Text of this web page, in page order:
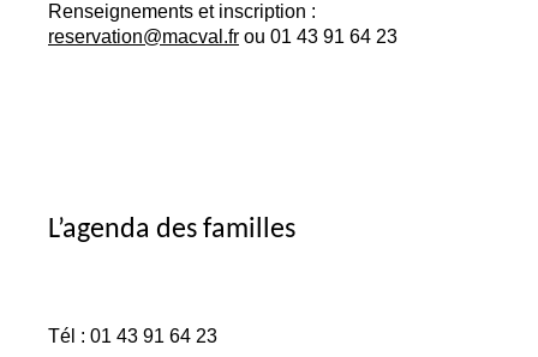
Renseignements et inscription :
reservation@macval.fr ou 01 43 91 64 23
L’agenda des familles
Tél : 01 43 91 64 23